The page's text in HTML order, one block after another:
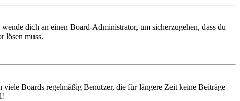
dich an einen Board-Administrator, um sicherzugehen, dass du
lösen muss.
Boards regelmäßig Benutzer, die für längere Zeit keine Beiträge